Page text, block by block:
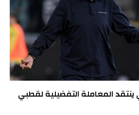
ينتقد المعاملة التفضيلية لقطبي